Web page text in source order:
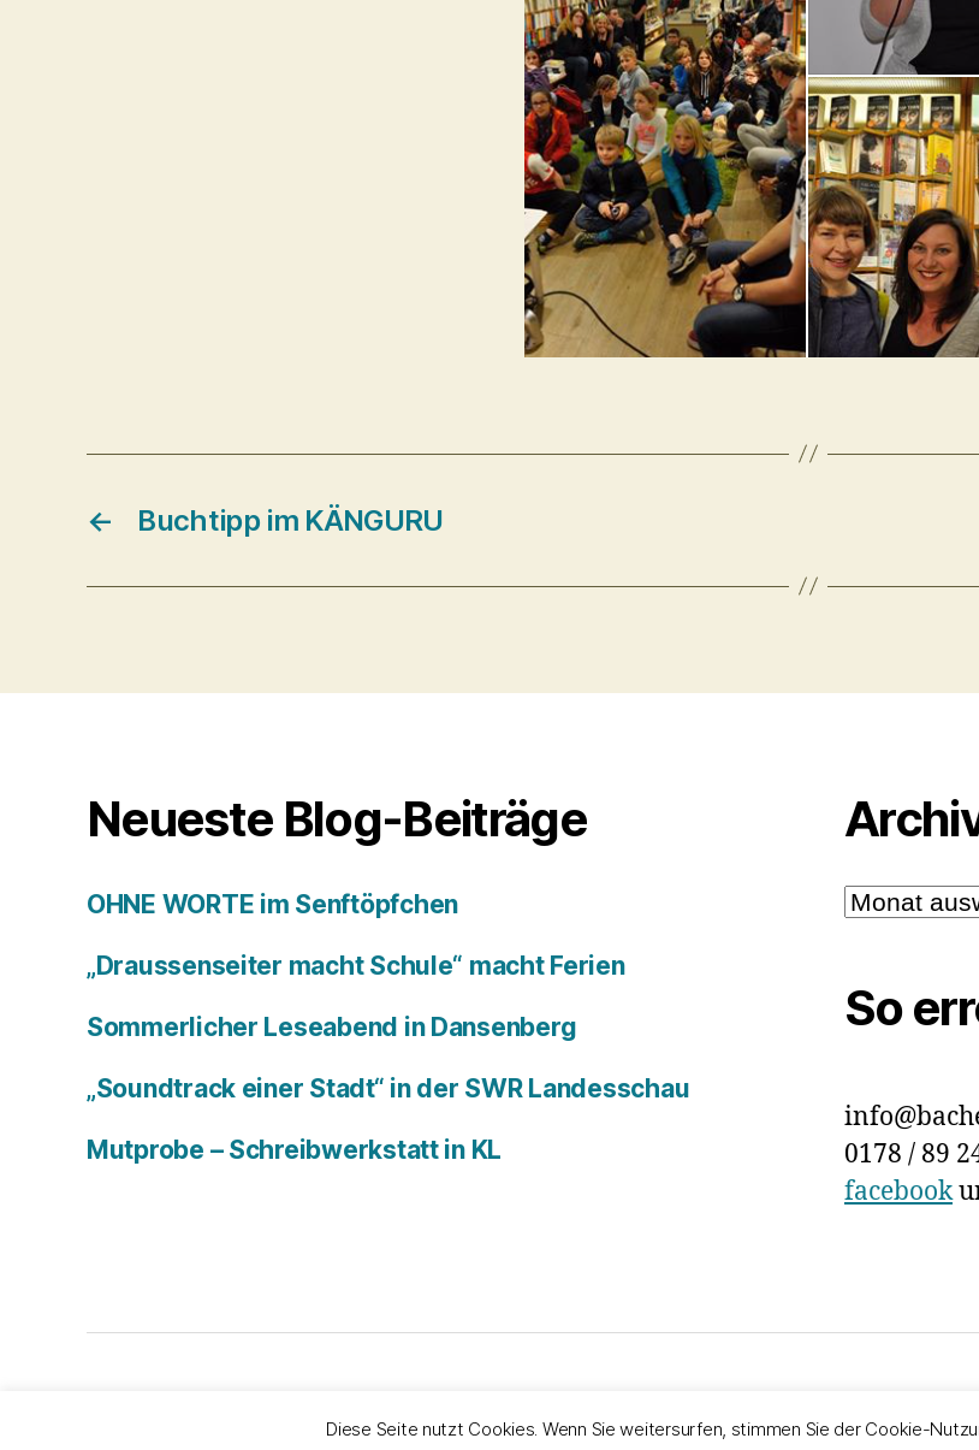
← Buchtipp im KÄNGURU
Neueste Blog-Beiträge
OHNE WORTE im Senftöpfchen
„Draussenseiter macht Schule“ macht Ferien
Sommerlicher Leseabend in Dansenberg
„Soundtrack einer Stadt“ in der SWR Landesschau
Mutprobe – Schreibwerkstatt in KL
Archiv
So
0178 / 89
facebook
Diese Seite nutzt Cookies. Wenn Sie weitersurfen, stimmen Sie der Cookie-